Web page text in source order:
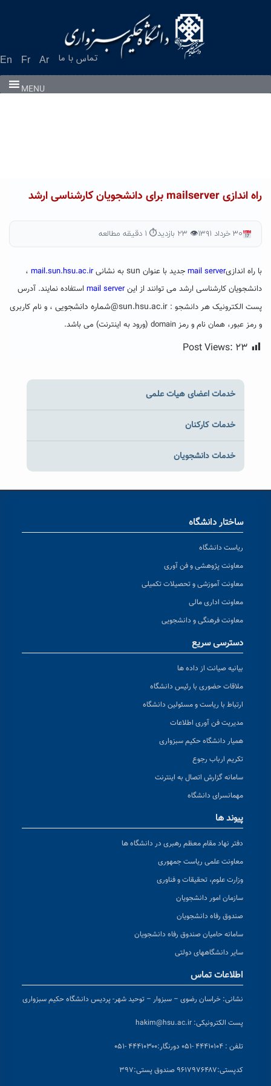
En Fr Ar تماس با ما
MENU
راه اندازی mailserver برای دانشجویان کارشناسی ارشد
۳۰ خرداد ۱۳۹۱ 👁 ۲۳ بازدید ⏱ ۱ دقیقه مطالعه
با راه اندازیmail server جدید با عنوان sun به نشانیmail.sun.hsu.ac.ir ،
دانشجویان کارشناسی ارشد می توانند از اینmail server استفاده نمایند. آدرس
پست الکترونیک هر دانشجو : sun.hsu.ac.ir
@شماره دانشجویی ، و نام کاربری
و رمز عبور، همان نام و رمز domain (ورود به اینترنت) می باشد.
Post Views: ۲۳
خدمات اعضای هیات علمی
خدمات کارکنان
خدمات دانشجویان
ساختار دانشگاه
ریاست دانشگاه
معاونت پژوهشی و فن آوری
معاونت آموزشی و تحصیلات تکمیلی
معاونت اداری مالی
معاونت فرهنگی و دانشجویی
دسترسی سریع
بیانیه صیانت از داده ها
ملاقات حضوری با رئیس دانشگاه
ارتباط با ریاست و مسئولین دانشگاه
مدیریت فن آوری اطلاعات
همیار دانشگاه حکیم سبزواری
تکریم ارباب رجوع
سامانه گزارش اتصال به اینترنت
مهمانسرای دانشگاه
پیوند ها
دفتر نهاد مقام معظم رهبری در دانشگاه ها
معاونت علمی ریاست جمهوری
وزارت علوم، تحقیقات و فناوری
سازمان امور دانشجویان
صندوق رفاه دانشجویان
سامانه حامیان صندوق رفاه دانشجویان
سایر دانشگاههای دولتی
اطلاعات تماس
نشانی: خراسان رضوی – سبزوار – توحید شهر- پردیس دانشگاه حکیم سبزواری
پست الکترونیکی: hakim@hsu.ac.ir
تلفن : ۴۴۴۱۰۱۰۴ -۰۵۱ دورنگار:۴۴۴۱۰۳۰۰ -۰۵۱
کدپستی:۹۶۱۷۹۷۶۴۸۷ صندوق پستی:۳۹۷